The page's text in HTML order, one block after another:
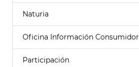
Naturia
Oficina Información Consumidor
Participación